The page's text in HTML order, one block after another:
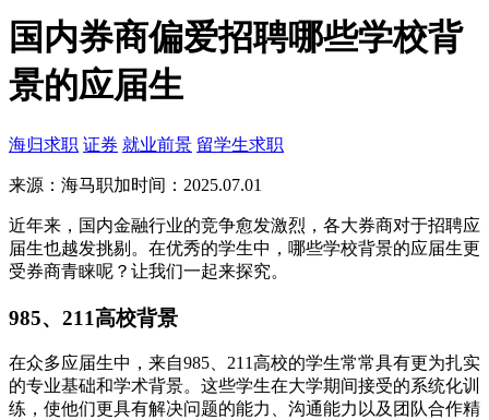
国内券商偏爱招聘哪些学校背
景的应届生
海归求职 证券 就业前景 留学生求职
来源：海马职加时间：2025.07.01
近年来，国内金融行业的竞争愈发激烈，各大券商对于招聘应
届生也越发挑剔。在优秀的学生中，哪些学校背景的应届生更
受券商青睐呢？让我们一起来探究。
985、211高校背景
在众多应届生中，来自985、211高校的学生常常具有更为扎实
的专业基础和学术背景。这些学生在大学期间接受的系统化训
练，使他们更具有解决问题的能力、沟通能力以及团队合作精